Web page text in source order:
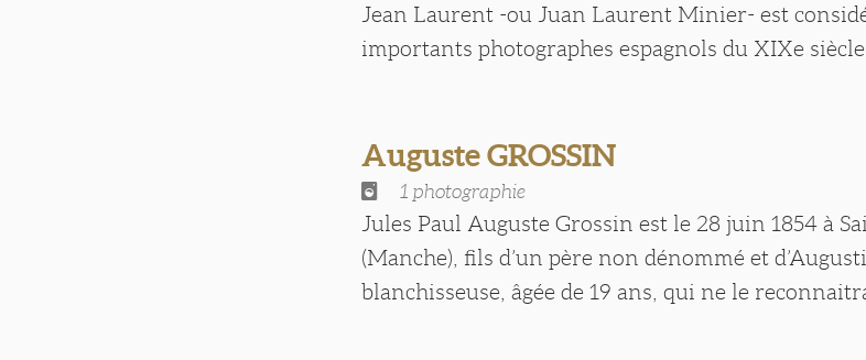
Jean Laurent -ou Juan Laurent Minier- est
importants photographes espagnols du XIXe
Auguste GROSSIN
1 photographie
Jules Paul Auguste Grossin est le 28 juin 1854 à
(Manche), fils d’un père non dénommé et
blanchisseuse, âgée de 19 ans, qui ne le reconnaitra